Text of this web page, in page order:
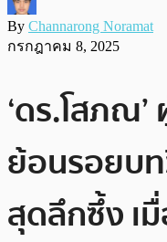
By Channarong Noramat
กรกฎาคม 8, 2025
‘ดร.โสภณ
ย้อนรอยบท
สุดลึกซึ้ง เ